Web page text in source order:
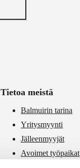
Tietoa meistä
Balmuirin tarina
Yritysmyynti
Jälleenmyyjät
Avoimet työpaikat